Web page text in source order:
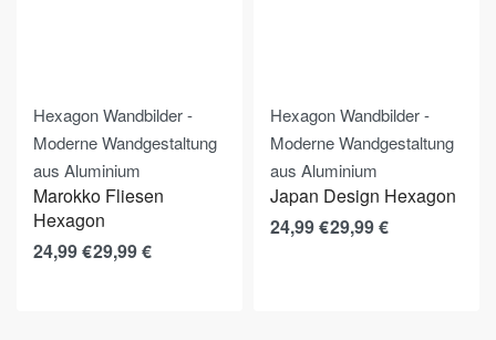
Hexagon Wandbilder -
Moderne Wandgestaltung
aus Aluminium
Marokko Fliesen
Hexagon
24,99€29,99€
Hexagon Wandbilder -
Moderne Wandgestaltung
aus Aluminium
Japan Design Hexagon
24,99€29,99€